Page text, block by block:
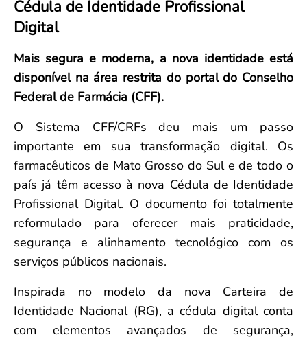
Convenção Coletiva 2025/2026 – Piso salarial Farmácias e Drogaria
Consulta de Farmacêuticos e Estabelecimentos Inscritos no CRF/MS
Saúde Pública e Indígena
Calendário Eleitoral
Candidatos
Votação
Dúvidas Frequentes
Eleições Anteriores
Cédula de Identidade Profissional
Digital
Mais segura e moderna, a nova identidade está
disponível na área restrita do portal do Conselho
Federal de Farmácia (CFF).
O Sistema CFF/CRFs deu mais um passo
importante em sua transformação digital. Os
farmacêuticos de Mato Grosso do Sul e de todo o
país já têm acesso à nova Cédula de Identidade
Profissional Digital. O documento foi totalmente
reformulado para oferecer mais praticidade,
segurança e alinhamento tecnológico com os
serviços públicos nacionais.
Inspirada no modelo da nova Carteira de
Identidade Nacional (RG), a cédula digital conta
com elementos avançados de segurança,